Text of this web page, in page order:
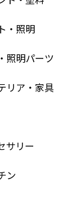
・照明
照明パーツ
リア・家具
サリー
ン